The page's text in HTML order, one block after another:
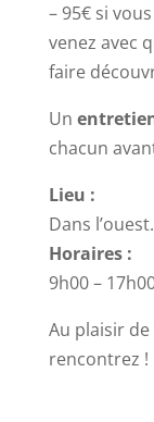
– 95€ si
venez avec
faire
Un
chacun
Lieu :
Dans l’ouest.
Horaires :
9h00 –
Au plaisir
rencontrez !